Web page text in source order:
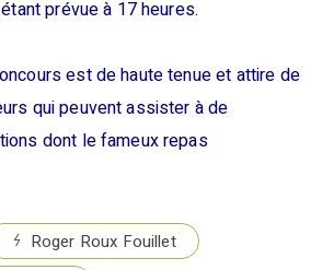
prévue à 17 heures.
est de haute tenue et attire de
qui peuvent assister à de
dont le fameux repas
Roger Roux Fouillet